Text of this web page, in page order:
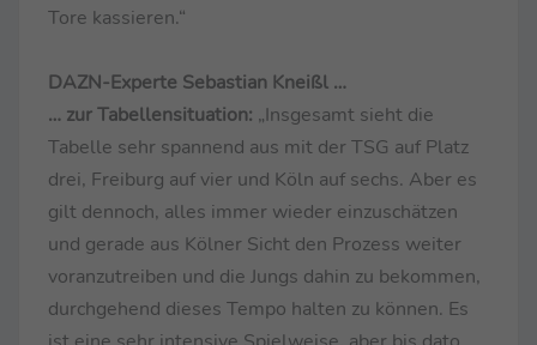
Tore kassieren.“
DAZN-Experte Sebastian Kneißl …
… zur Tabellensituation: „Insgesamt sieht die
Tabelle sehr spannend aus mit der TSG auf Platz
drei, Freiburg auf vier und Köln auf sechs. Aber es
gilt dennoch, alles immer wieder einzuschätzen
und gerade aus Kölner Sicht den Prozess weiter
voranzutreiben und die Jungs dahin zu bekommen,
durchgehend dieses Tempo halten zu können. Es